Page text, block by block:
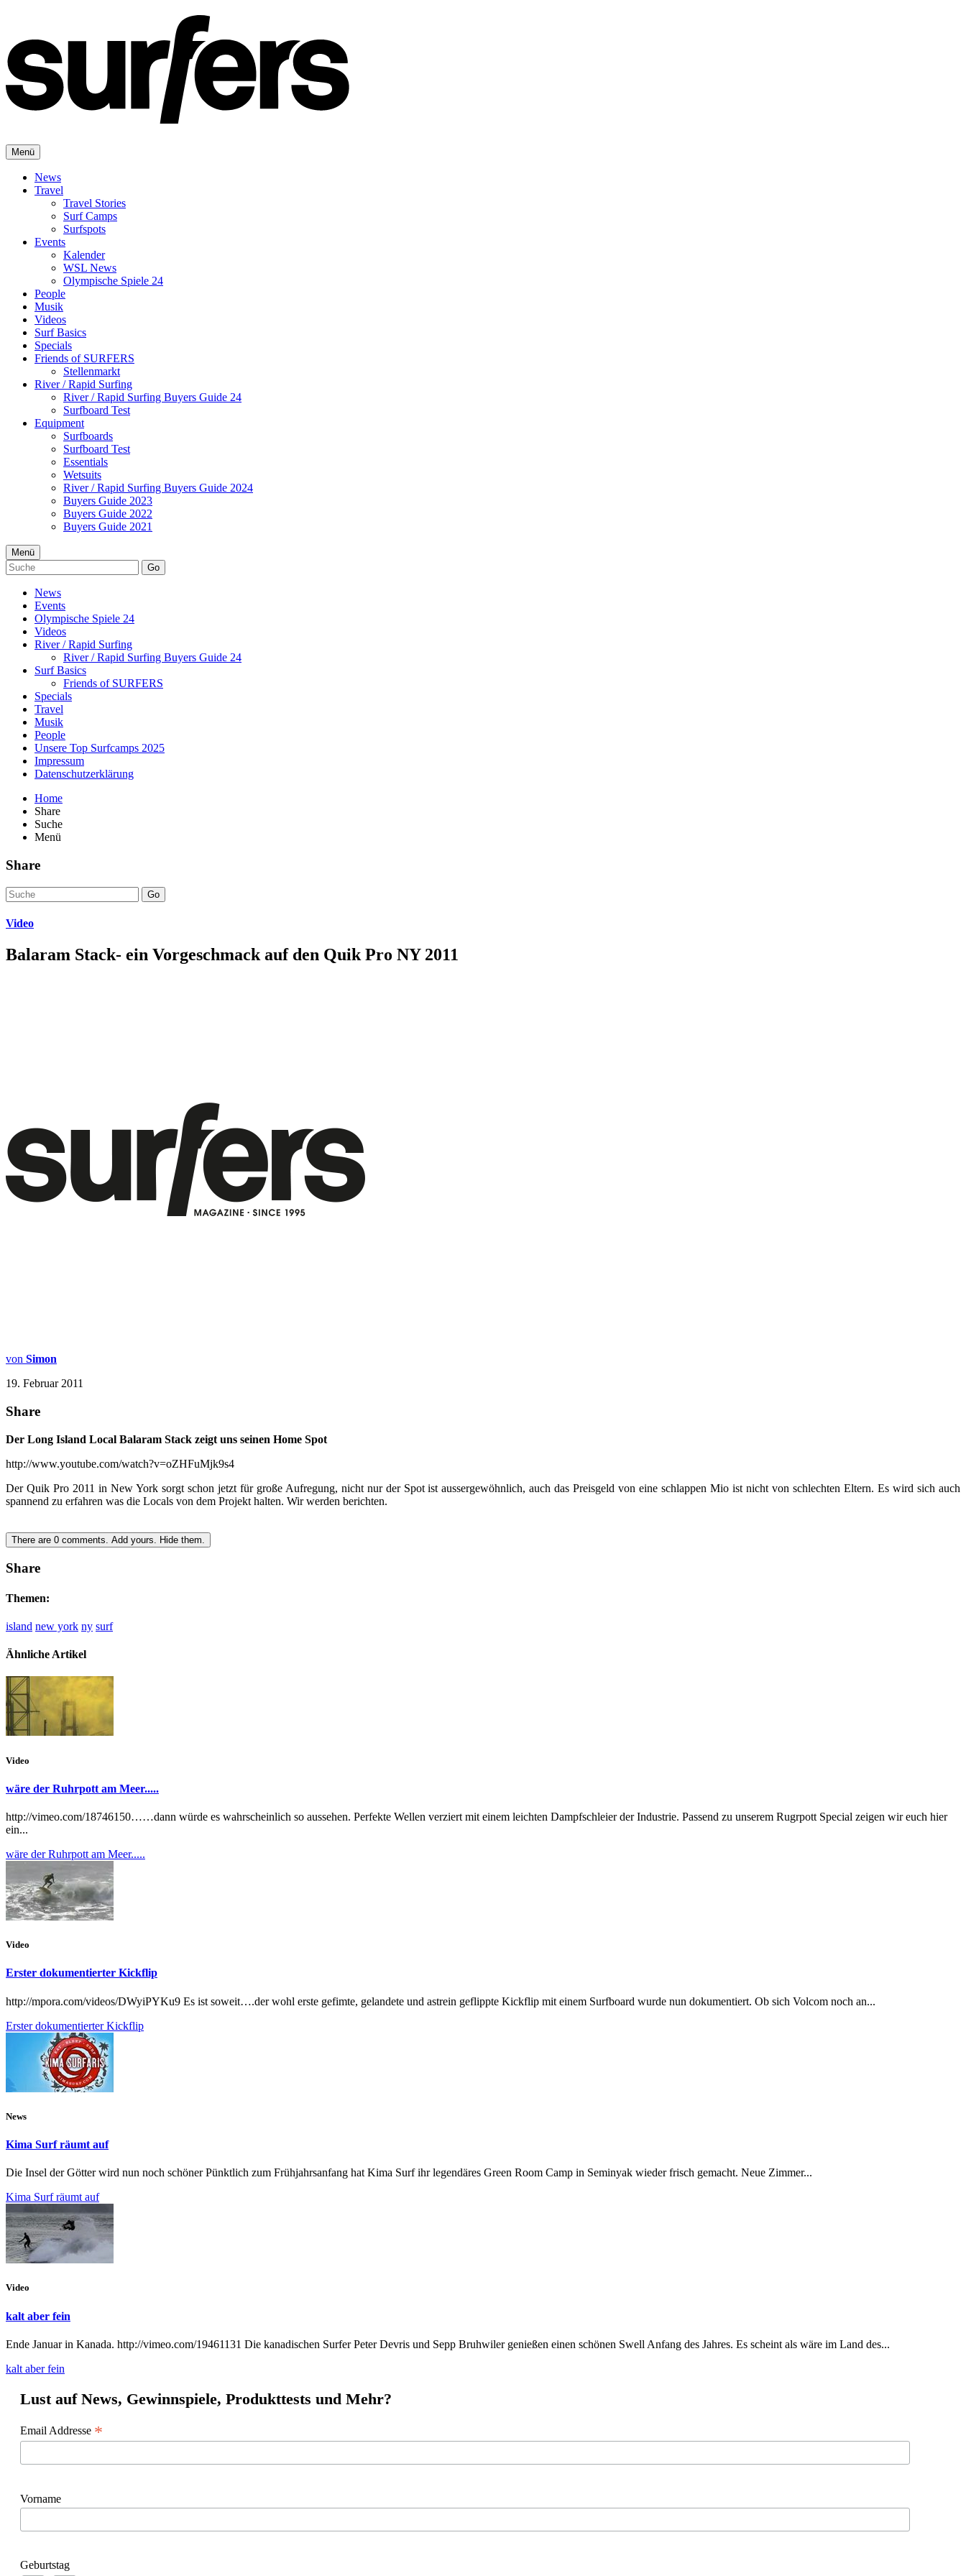
Menü
News
Travel
Travel Stories
Surf Camps
Surfspots
Events
Kalender
WSL News
Olympische Spiele 24
People
Musik
Videos
Surf Basics
Specials
Friends of SURFERS
Stellenmarkt
River / Rapid Surfing
River / Rapid Surfing Buyers Guide 24
Surfboard Test
Equipment
Surfboards
Surfboard Test
Essentials
Wetsuits
River / Rapid Surfing Buyers Guide 2024
Buyers Guide 2023
Buyers Guide 2022
Buyers Guide 2021
Menü
Go
News
Events
Olympische Spiele 24
Videos
River / Rapid Surfing
River / Rapid Surfing Buyers Guide 24
Surf Basics
Friends of SURFERS
Specials
Travel
Musik
People
Unsere Top Surfcamps 2025
Impressum
Datenschutzerklärung
Home
Share
Suche
Menü
Share
Go
Video
Balaram Stack- ein Vorgeschmack auf den Quik Pro NY 2011
von Simon
19. Februar 2011
Share
Der Long Island Local Balaram Stack zeigt uns seinen Home Spot
http://www.youtube.com/watch?v=oZHFuMjk9s4
Der Quik Pro 2011 in New York sorgt schon jetzt für große Aufregung, nicht nur der Spot ist aussergewöhnlich, auch das Preisgeld von eine schlappen Mio ist nicht von schlechten Eltern. Es wird sich auch
spannend zu erfahren was die Locals von dem Projekt halten. Wir werden berichten.
There are 0 comments. Add yours. Hide them.
Share
Themen:
island new york ny surf
Ähnliche Artikel
Video
wäre der Ruhrpott am Meer.....
http://vimeo.com/18746150……dann würde es wahrscheinlich so aussehen. Perfekte Wellen verziert mit einem leichten Dampfschleier der Industrie. Passend zu unserem Rugrpott Special zeigen wir euch hier
ein...
wäre der Ruhrpott am Meer.....
Video
Erster dokumentierter Kickflip
http://mpora.com/videos/DWyiPYKu9 Es ist soweit….der wohl erste gefimte, gelandete und astrein geflippte Kickflip mit einem Surfboard wurde nun dokumentiert. Ob sich Volcom noch an...
Erster dokumentierter Kickflip
News
Kima Surf räumt auf
Die Insel der Götter wird nun noch schöner Pünktlich zum Frühjahrsanfang hat Kima Surf ihr legendäres Green Room Camp in Seminyak wieder frisch gemacht. Neue Zimmer...
Kima Surf räumt auf
Video
kalt aber fein
Ende Januar in Kanada. http://vimeo.com/19461131 Die kanadischen Surfer Peter Devris und Sepp Bruhwiler genießen einen schönen Swell Anfang des Jahres. Es scheint als wäre im Land des...
kalt aber fein
Lust auf News, Gewinnspiele, Produkttests und Mehr?
Email Addresse *
Vorname
Geburtstag